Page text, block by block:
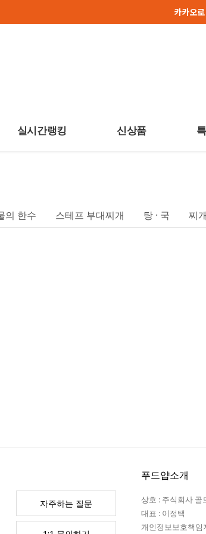
카카오
실시간랭킹 신상품
의 한수 스테프 부대찌개 탕 · 국 찌개
자주하는 질문
푸드얍소개
상호 : 주식회사 골
대표 : 이정택
개인정보보호책임